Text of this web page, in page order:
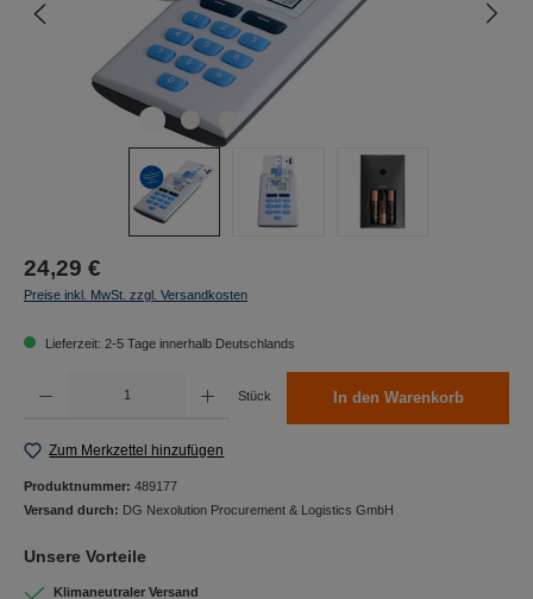
24,29 €
Preise inkl. MwSt. zzgl. Versandkosten
Lieferzeit: 2-5 Tage innerhalb Deutschlands
Stück In den Warenkorb
Zum Merkzettel hinzufügen
Produktnummer: 489177
Versand durch: DG Nexolution Procurement & Logistics GmbH
Unsere Vorteile
Klimaneutraler Versand